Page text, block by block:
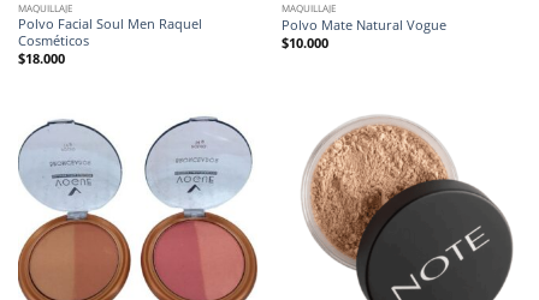
MAQUILLAJE
Polvo Facial Soul Men Raquel
Cosméticos
$18.000
MAQUILLAJE
Polvo Mate Natural Vogue
$10.000